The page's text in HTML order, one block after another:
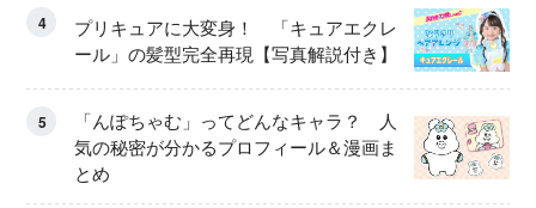
4
プリキュアに大変身！ 「キュアエクレ
ール」の髪型完全再現【写真解説付き】
5
「んぽちゃむ」ってどんなキャラ？ 人
気の秘密が分かるプロフィール＆漫画ま
とめ